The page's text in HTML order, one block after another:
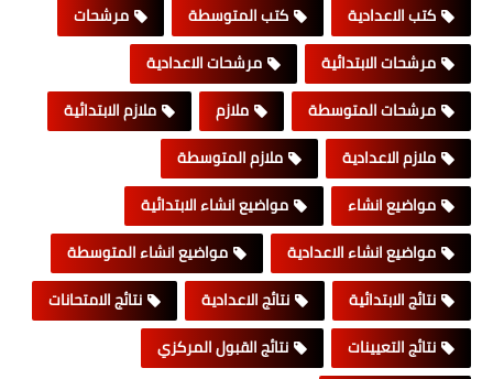
كتب الاعدادية
كتب المتوسطة
مرشحات
مرشحات الابتدائية
مرشحات الاعدادية
مرشحات المتوسطة
ملازم
ملازم الابتدائية
ملازم الاعدادية
ملازم المتوسطة
مواضيع انشاء
مواضيع انشاء الابتدائية
مواضيع انشاء الاعدادية
مواضيع انشاء المتوسطة
نتائج الابتدائية
نتائج الاعدادية
نتائج الامتحانات
نتائج التعيينات
نتائج القبول المركزي